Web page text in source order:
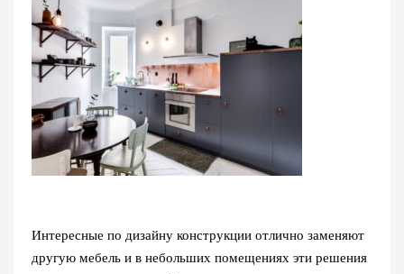
Интересные по дизайну конструкции отлично заменяют
другую мебель и в небольших помещениях эти решения